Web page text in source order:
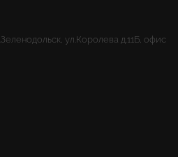
ул.Королева д.11Б, офис